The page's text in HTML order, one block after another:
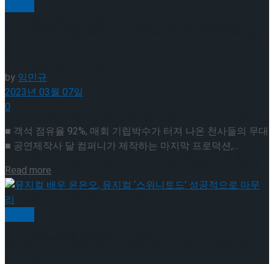
최진아, 2026 ISU 피겨 JGP 파견선수 선발전
프리 스케이팅 경기 결과
by임민규
2023년 03월 07일
0
■ 객석 점유율 92%, 매회 기립박수가 터져 나온 천사들의 무대
■ 공연제작사 달 컴퍼니가 제작하는 마지막 프로덕션,...
Read more